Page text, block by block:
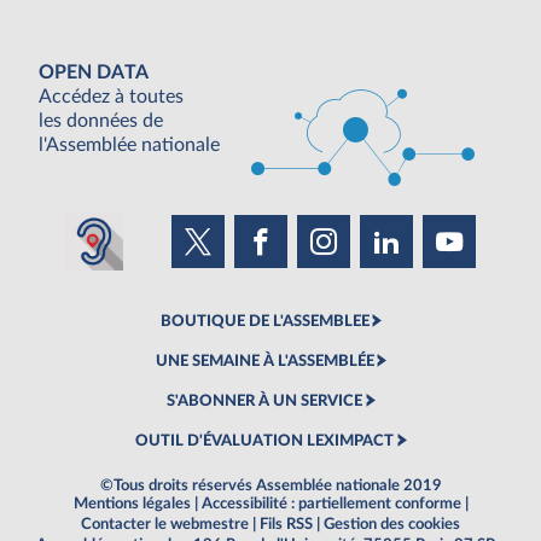
OPEN DATA
Accédez à toutes
les données de
l'Assemblée nationale
BOUTIQUE DE L'ASSEMBLEE
UNE SEMAINE À L'ASSEMBLÉE
S'ABONNER À UN SERVICE
OUTIL D'ÉVALUATION LEXIMPACT
©Tous droits réservés Assemblée nationale 2019
Mentions légales
Accessibilité : partiellement conforme
Contacter le webmestre
Fils RSS
Gestion des cookies